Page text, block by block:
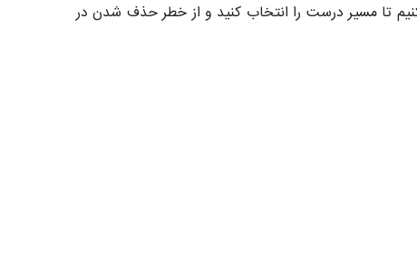
تا مسیر درست را انتخاب کنید و از خطر حذف شدن در